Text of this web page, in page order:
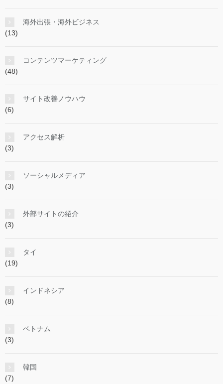
海外出張・海外ビジネス
(13)
コンテンツマーケティング
(48)
サイト改善ノウハウ
(6)
アクセス解析
(3)
ソーシャルメディア
(3)
外部サイトの紹介
(3)
タイ
(19)
インドネシア
(8)
ベトナム
(3)
韓国
(7)